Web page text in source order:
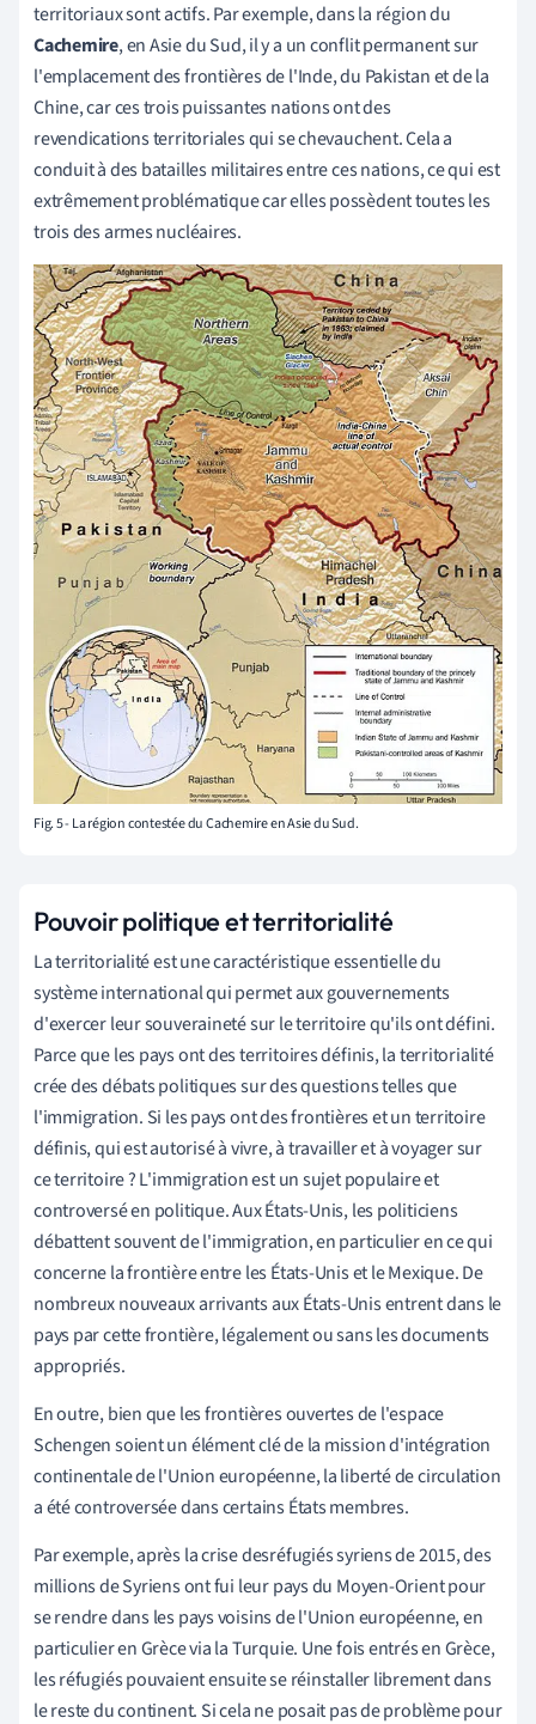
territoriaux sont actifs. Par exemple, dans la région du
Cachemire, en Asie du Sud, il y a un conflit permanent sur
l'emplacement des frontières de l'Inde, du Pakistan et de la
Chine, car ces trois puissantes nations ont des
revendications territoriales qui se chevauchent. Cela a
conduit à des batailles militaires entre ces nations, ce qui est
extrêmement problématique car elles possèdent toutes les
trois des armes nucléaires.
Fig. 5 - La région contestée du Cachemire en Asie du Sud.
Pouvoir politique et territorialité
La territorialité est une caractéristique essentielle du
système international qui permet aux gouvernements
d'exercer leur souveraineté sur le territoire qu'ils ont défini.
Parce que les pays ont des territoires définis, la territorialité
crée des débats politiques sur des questions telles que
l'immigration. Si les pays ont des frontières et un territoire
définis, qui est autorisé à vivre, à travailler et à voyager sur
ce territoire ? L'immigration est un sujet populaire et
controversé en politique. Aux États-Unis, les politiciens
débattent souvent de l'immigration, en particulier en ce qui
concerne la frontière entre les États-Unis et le Mexique. De
nombreux nouveaux arrivants aux États-Unis entrent dans le
pays par cette frontière, légalement ou sans les documents
appropriés.
En outre, bien que les frontières ouvertes de l'espace
Schengen soient un élément clé de la mission d'intégration
continentale de l'Union européenne, la liberté de circulation
a été controversée dans certains États membres.
Par exemple, après la crise desréfugiés syriens de 2015, des
millions de Syriens ont fui leur pays du Moyen-Orient pour
se rendre dans les pays voisins de l'Union européenne, en
particulier en Grèce via la Turquie. Une fois entrés en Grèce,
les réfugiés pouvaient ensuite se réinstaller librement dans
le reste du continent. Si cela ne posait pas de problème pour